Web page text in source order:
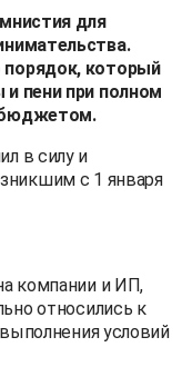
для
порядок, который
пени при полном
бюджетом.
в силу и
с 1 января
компании и ИП,
относились к
условий